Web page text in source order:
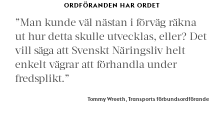
ORDFÖRANDEN HAR ORDET
”Man kunde väl nästan i förväg räkna
ut hur detta skulle utvecklas, eller? Det
vill säga att Svenskt Näringsliv helt
enkelt vägrar att förhandla under
fredsplikt.”
Tommy Wreeth, Transports förbundsordförande